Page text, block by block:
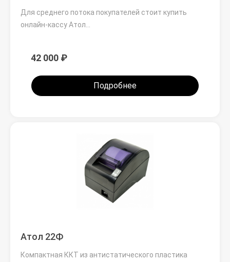
Для среднего потока покупателей стоит купить
онлайн-кассу Атол…
42 000 ₽
Подробнее
Атол 22Ф
Компактная ККТ из антистатического пластика